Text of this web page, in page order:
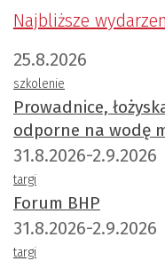
Najbliższe
25.8.2026
szkolenie
Prowadnice,
odporne na wodę
31.8.2026-2.9.2026
targi
Forum BHP
31.8.2026-2.9.2026
targi